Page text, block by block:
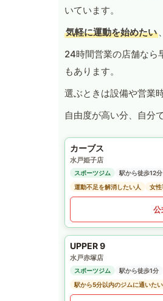
いています。
気軽に運動を始めたい 、
24時間営業の店舗なら
もあります。
選ぶときは設備や営業
自由度が高い分、自分
カーブス
水戸姫子店
スポーツジム
駅から徒歩12分
運動不足を解消したい人
女性
公
UPPER 9
水戸赤塚店
スポーツジム
駅から徒歩1分
駅から5分以内のジムに通いた